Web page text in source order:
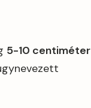
5-10 centiméter